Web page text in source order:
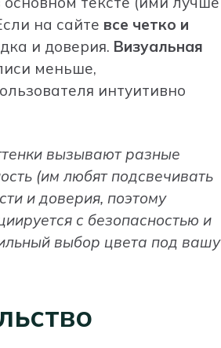
на сайте все четко и
и доверия. Визуальная
меньше,
интуитивно
вызывают разные
(им любят подсвечивать
и доверия, поэтому
с безопасностью и
выбор цвета под вашу